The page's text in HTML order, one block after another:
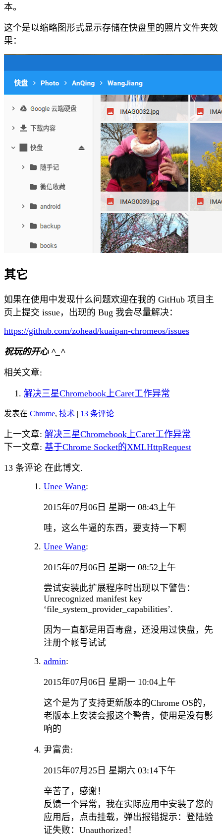
本。
这个是以缩略图形式显示存储在快盘里的照片文件夹效
果：
其它
如果在使用中发现什么问题欢迎在我的 GitHub 项目主
页上提交 issue，出现的 Bug 我会尽量解决：
https://github.com/zohead/kuaipan-chromeos/issues
祝玩的开心 ^_^
相关文章:
解决三星Chromebook上Caret工作异常
发表在 Chrome, 技术 | 13 条评论
上一文章: 解决三星Chromebook上Caret工作异常
下一文章: 基于Chrome Socket的XMLHttpRequest
13 条评论 在此博文.
Unee Wang:
2015年07月06日 星期一 08:43上午
哇，这么牛逼的东西，要支持一下啊
Unee Wang:
2015年07月06日 星期一 08:52上午
尝试安装此扩展程序时出现以下警告：
Unrecognized manifest key
‘file_system_provider_capabilities’.
因为一直都是用百毒盘，还没用过快盘，先
注册个帐号试试
admin:
2015年07月06日 星期一 10:04上午
这个是为了支持更新版本的Chrome OS的，
老版本上安装会报这个警告，使用是没有影
响的
尹富贵:
2015年07月25日 星期六 03:14下午
辛苦了，感谢！
反馈一个异常，我在实际应用中安装了您的
应用后，点击挂载，弹出报错提示：登陆验
证失败：Unauthorized！